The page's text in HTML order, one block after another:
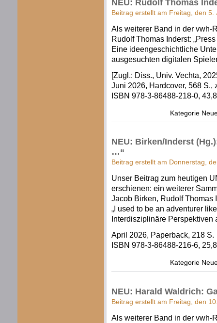
NEU: Rudolf Thomas
Beitrag erstellt am Freitag, den 5.
Als weiterer Band in der vwh-
Rudolf Thomas Inderst:
Eine ideengeschichtliche
ausgesuchten digitalen
[Zugl.: Diss., Univ. Vechta,
Juni 2026, Hardcover, 568 S.,
ISBN 978-3-86488-218-0,
Kategorie
NEU: Birken/Inderst
…“
Beitrag erstellt am Donnerstag,
Unser Beitrag zum heutigen
erschienen: ein weiterer
Jacob Birken, Rudolf Thomas
„I used to be an adventurer
Interdisziplinäre Perspektiven
April 2026, Paperback, 218 S.
ISBN 978-3-86488-216-6,
Kategorie
NEU: Harald Waldrich:
Beitrag erstellt am Freitag, den
Als weiterer Band in der vwh-